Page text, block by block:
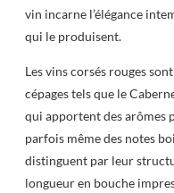
vin incarne l’élégance
qui le produisent.
Les vins corsés rouges
cépages tels que le
qui apportent des arômes
parfois même des notes
distinguent par leur
longueur en bouche